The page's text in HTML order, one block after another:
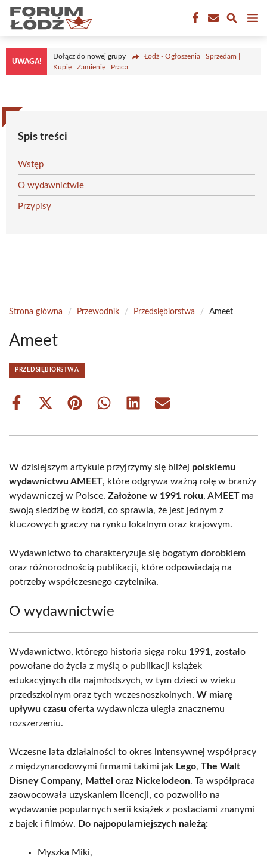
Przejdź
treści
UWAGA!
Dołącz do nowej grupy
Łódź - Ogłoszenia | Sprzedam |
Kupię | Zamienię | Praca
Spis treści
Wstęp
O wydawnictwie
Przypisy
Strona główna / Przewodnik / Przedsiębiorstwa / Ameet
Ameet
PRZEDSIĘBIORSTWA
Share
Share
(Twitter)
Share Share Share Share
W dzisiejszym artykule przyjrzymy się bliżej polskiemu
wydawnictwu AMEET, które odgrywa ważną rolę w branży
wydawniczej w Polsce. Założone w 1991 roku, AMEET ma
swoją siedzibę w Łodzi, co sprawia, że jest jednym z
kluczowych graczy na rynku lokalnym oraz krajowym.
Wydawnictwo to charakteryzuje się bogatym dorobkiem
oraz różnorodnością publikacji, które odpowiadają na
potrzeby współczesnego czytelnika.
O wydawnictwie
Wydawnictwo, którego historia sięga roku 1991, zostało
powołane do życia z myślą o publikacji książek
edukacyjnych dla najmłodszych, w tym dzieci w wieku
przedszkolnym oraz tych wczesnoszkolnych. W miarę
upływu czasu oferta wydawnicza uległa znacznemu
rozszerzeniu.
Wczesne lata działalności to okres intensywnej współpracy
z międzynarodowymi firmami takimi jak Lego, The Walt
Disney Company, Mattel oraz Nickelodeon. Ta współpraca
zaowocowała uzyskaniem licencji, co pozwoliło na
wydawanie popularnych serii książek z postaciami znanymi
z bajek i filmów. Do najpopularniejszych należą:
Myszka Miki,